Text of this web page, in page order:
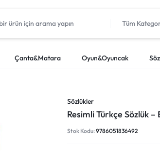
Tüm
Silgiler
Makaslar
Paletler ve
Çanta&Matara Oyun&Oyuncak
Sözlükler
Resimli Türkçe Sözlük
Stok Kodu:9786051836492